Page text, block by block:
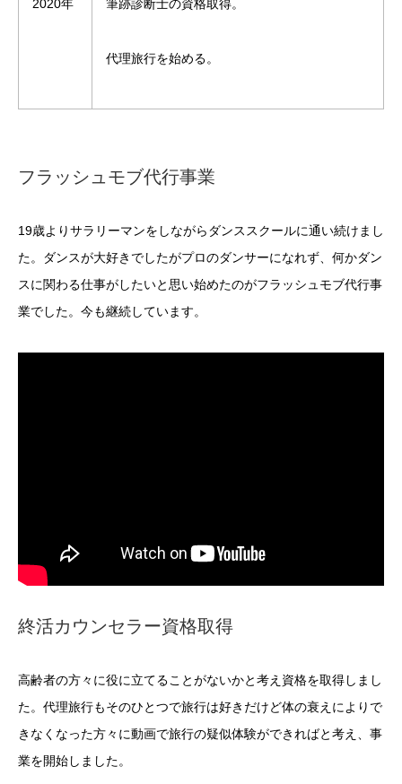
2020年 筆跡診断士の資格取得。
代理旅行を始める。
フラッシュモブ代行事業
19歳よりサラリーマンをしながらダンススクールに通い続けまし
た。ダンスが大好きでしたがプロのダンサーになれず、何かダン
スに関わる仕事がしたいと思い始めたのがフラッシュモブ代行事
業でした。今も継続しています。
終活カウンセラー資格取得
高齢者の方々に役に立てることがないかと考え資格を取得しまし
た。代理旅行もそのひとつで旅行は好きだけど体の衰えによりで
きなくなった方々に動画で旅行の疑似体験ができればと考え、事
業を開始しました。